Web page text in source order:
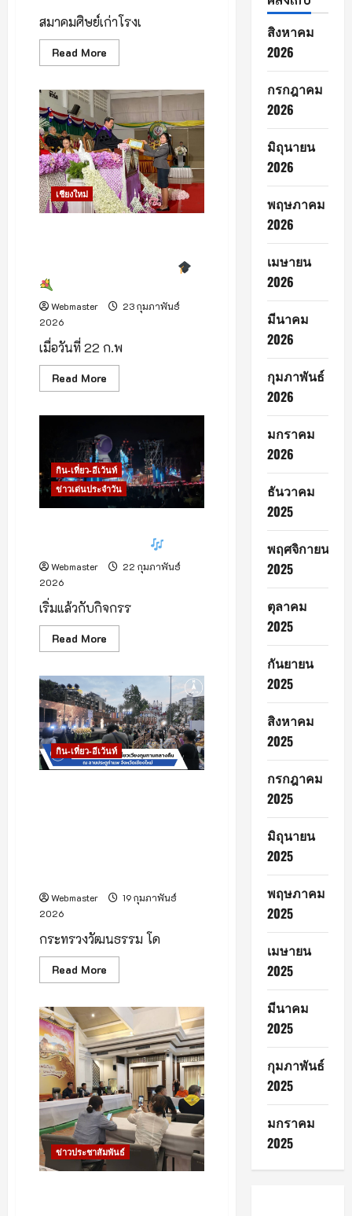
สมาคมศิษย์เก่าโรงเ
Read More
more
ศิษย์
เก่า
ส่วน
บุญ
เต
รี
ยม
ปิ๊
กบ้าน!
ชวน
ร่วม
เหย้า
2569”
เชียงใหม่
Webmaster
23 กุมภาพันธ์
2026
เมื่อวันที่ 22 ก.พ
Read More
more
ความ
สำเร็จ
วิ
ทยา
ลัยฯ
โป
ลิฯ
มอบ
การ
ศึกษา
กิน-เที่ยว-อีเว้นท์
ข่าวเด่นประจำวัน
Webmaster
22 กุมภาพันธ์
2026
เริ่มแล้วกับกิจกรร
Read More
more
Music
Festival
ที่
ฟิ
ลดี
ที่สุด
ใน
ภาค
เหนือ
กิน-เที่ยว-อีเว้นท์
Webmaster
19 กุมภาพันธ์
2026
กระทรวงวัฒนธรรม โด
Read More
more
คลิป)
กระทรวง
วัฒนธรรม
โดย
กรม
ศิลปากร
สำนัก
ศิลปากร
ที่
7
เชียงใหม่
จัด
งาน
แถลง
ข่าวประชาสัมพันธ์
สิงหาคม
2026
กรกฎาคม
2026
มิถุนายน
2026
พฤษภาคม
2026
เมษายน
2026
มีนาคม
2026
กุมภาพันธ์
2026
มกราคม
2026
ธันวาคม
2025
พฤศจิกายน
2025
ตุลาคม
2025
กันยายน
2025
สิงหาคม
2025
กรกฎาคม
2025
มิถุนายน
2025
พฤษภาคม
2025
เมษายน
2025
มีนาคม
2025
กุมภาพันธ์
2025
มกราคม
2025